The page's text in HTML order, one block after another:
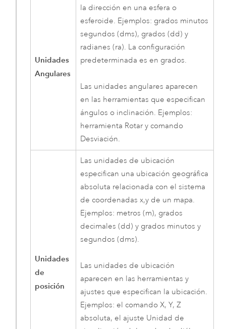
Unidades
Angulares
la dirección en una esfera o
esferoide. Ejemplos: grados minutos
segundos (dms), grados (dd) y
radianes (ra). La configuración
predeterminada es en grados.
Las unidades angulares aparecen
en las herramientas que especifican
ángulos o inclinación. Ejemplos:
herramienta Rotar y comando
Desviación.
Unidades
de
posición
Las unidades de ubicación
especifican una ubicación geográfica
absoluta relacionada con el sistema
de coordenadas x,y de un mapa.
Ejemplos: metros (m), grados
decimales (dd) y grados minutos y
segundos (dms).
Las unidades de ubicación
aparecen en las herramientas y
ajustes que especifican la ubicación.
Ejemplos: el comando X, Y, Z
absoluta, el ajuste Unidad de